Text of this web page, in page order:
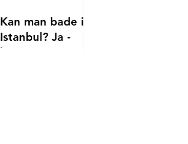
Kan man bade i
Istanbul? Ja -
her er